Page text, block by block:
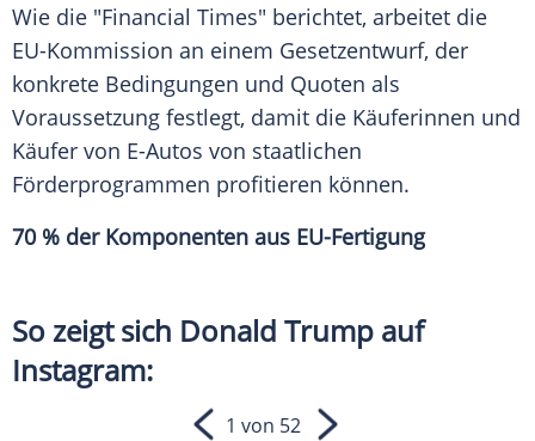
Wie die "Financial Times" berichtet, arbeitet die
EU-Kommission an einem Gesetzentwurf, der
konkrete Bedingungen und Quoten als
Voraussetzung festlegt, damit die Käuferinnen und
Käufer von E-Autos von staatlichen
Förderprogrammen profitieren können.
70 % der Komponenten aus EU-Fertigung
So zeigt sich Donald Trump auf
Instagram:
1 von 52